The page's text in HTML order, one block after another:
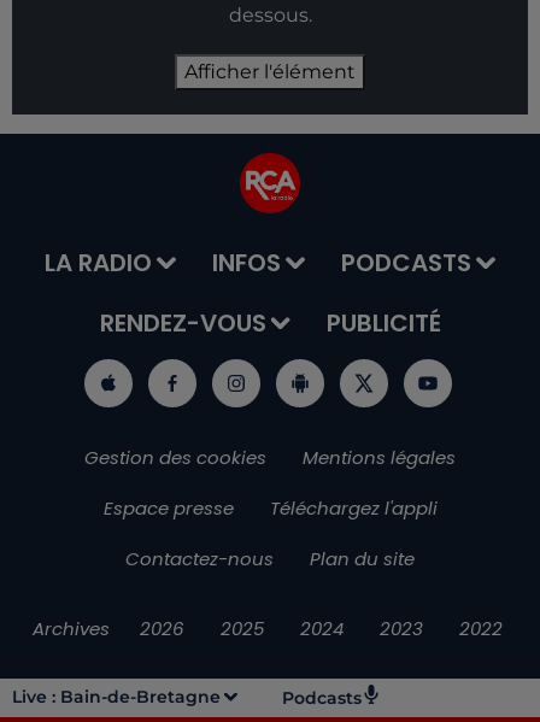
Live : Bain-de-Bretagne Podcasts
dessous.
Afficher l'élément
LA RADIO INFOS
PODCASTS
RENDEZ-VOUS
PUBLICITÉ
Gestion des cookies
Mentions légales
Espace presse
Téléchargez l'appli
Contactez-nous
Plan du site
Archives 2026 2025 2024 2023 2022